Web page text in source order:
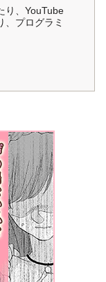
り、YouTube
、プログラミ